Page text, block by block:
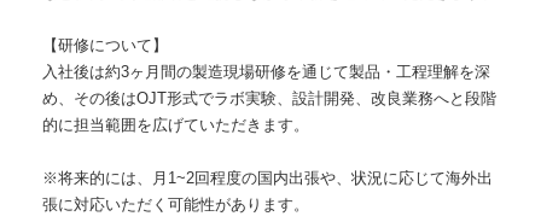
【研修について】
入社後は約3ヶ月間の製造現場研修を通じて製品・工程理解を深
め、その後はOJT形式でラボ実験、設計開発、改良業務へと段階
的に担当範囲を広げていただきます。
※将来的には、月1~2回程度の国内出張や、状況に応じて海外出
張に対応いただく可能性があります。